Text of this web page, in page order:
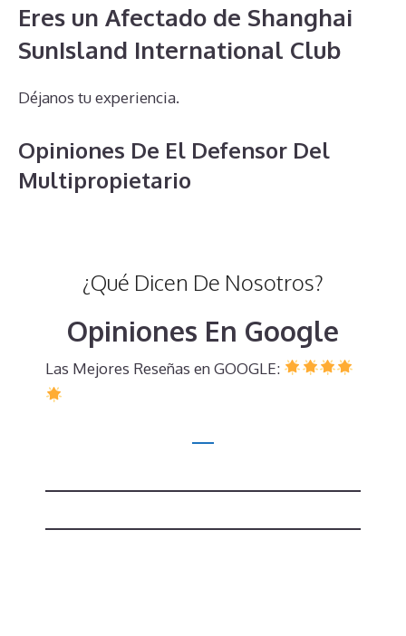
Eres un Afectado de Shanghai
SunIsland International Club
Déjanos tu experiencia.
Opiniones De El Defensor Del
Multipropietario
¿Qué Dicen De Nosotros?
Opiniones En Google
Las Mejores Reseñas en GOOGLE: